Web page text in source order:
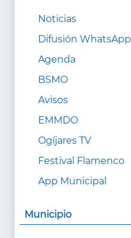
Noticias
Difusión WhatsApp
Agenda
BSMO
Avisos
EMMDO
Ogíjares TV
Festival Flamenco
App Municipal
Municipio